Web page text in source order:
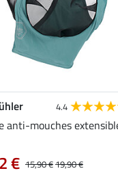
4.4
anti-mouches
15,90 €19,90 €
€